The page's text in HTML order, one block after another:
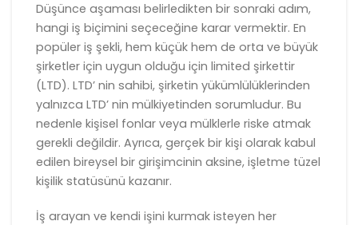
Düşünce aşaması belirledikten bir sonraki adım,
hangi iş biçimini seçeceğine karar vermektir. En
popüler iş şekli, hem küçük hem de orta ve büyük
şirketler için uygun olduğu için limited şirkettir
(LTD). LTD’ nin sahibi, şirketin yükümlülüklerinden
yalnızca LTD’ nin mülkiyetinden sorumludur. Bu
nedenle kişisel fonlar veya mülklerle riske atmak
gerekli değildir. Ayrıca, gerçek bir kişi olarak kabul
edilen bireysel bir girişimcinin aksine, işletme tüzel
kişilik statüsünü kazanır.
İş arayan ve kendi işini kurmak isteyen her